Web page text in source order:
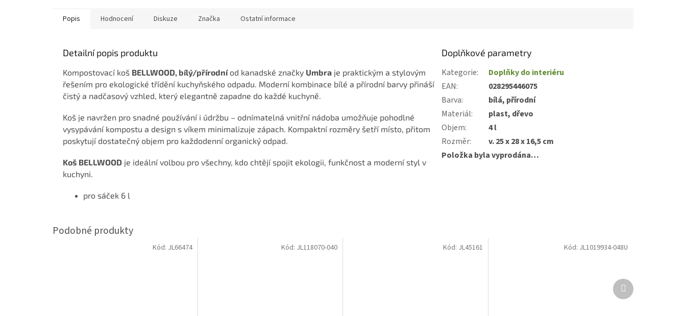
Popis Hodnocení Diskuze Značka Ostatní informace
Detailní popis produktu
Kompostovací koš BELLWOOD, bílý/přírodníod kanadské značky Umbra je praktickým a stylovým
řešením pro ekologické třídění kuchyňského odpadu. Moderní kombinace bílé a přírodní barvy přináší
čistý a nadčasový vzhled, který elegantně zapadne do každé kuchyně.
Koš je navržen pro snadné používání i údržbu – odnímatelná vnitřní nádoba umožňuje pohodlné
vysypávání kompostu a design s víkem minimalizuje zápach. Kompaktní rozměry šetří místo, přitom
poskytují dostatečný objem pro každodenní organický odpad.
Koš BELLWOOD je ideální volbou pro všechny, kdo chtějí spojit ekologii, funkčnost a moderní styl v
kuchyni.
pro sáček 6 l
Doplňkové parametry
Kategorie:
Doplňky do interiéru
EAN:
028295446075
Barva:
bílá, přírodní
Materiál:
plast, dřevo
Objem:
4 l
Rozměr:
v. 25 x 28 x 16,5 cm
Položka byla vyprodána…
Kód: JL66474 Kód: JL118070-040 Kód: JL45161 Kód: JL1019934-048U
Další
produkt